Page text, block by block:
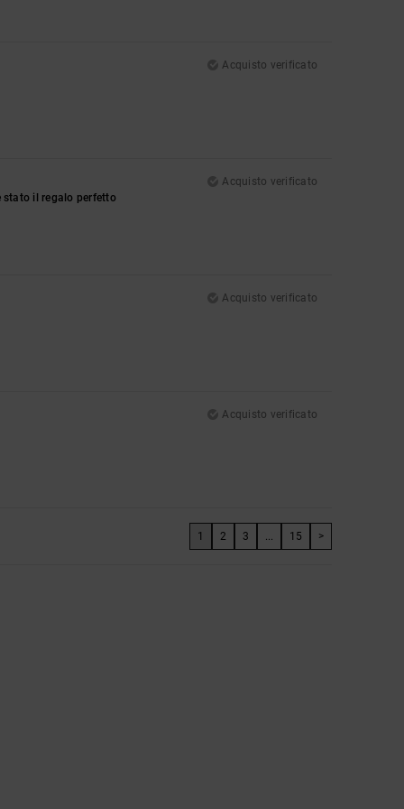
Acquisto verificato
Acquisto verificato
stato il regalo perfetto
Acquisto verificato
Acquisto verificato
1 2 3 ... 15 >